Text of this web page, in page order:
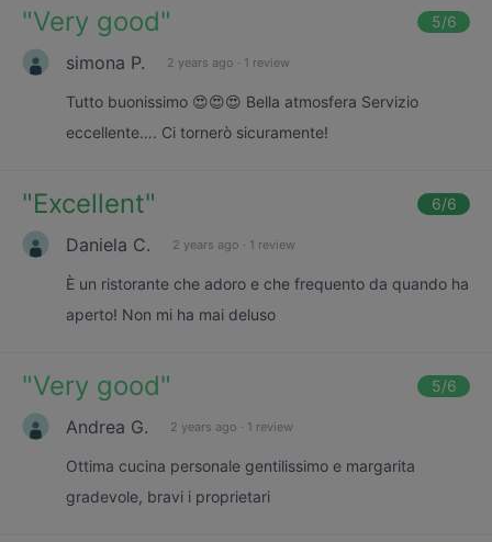
"Very good" 5/6
simona P. 2 years ago · 1 review
Tutto buonissimo 😍😍😍 Bella atmosfera Servizio
eccellente…. Ci tornerò sicuramente!
"Excellent" 6/6
Daniela C. 2 years ago · 1 review
È un ristorante che adoro e che frequento da quando ha
aperto! Non mi ha mai deluso
"Very good" 5/6
Andrea G. 2 years ago · 1 review
Ottima cucina personale gentilissimo e margarita
gradevole, bravi i proprietari